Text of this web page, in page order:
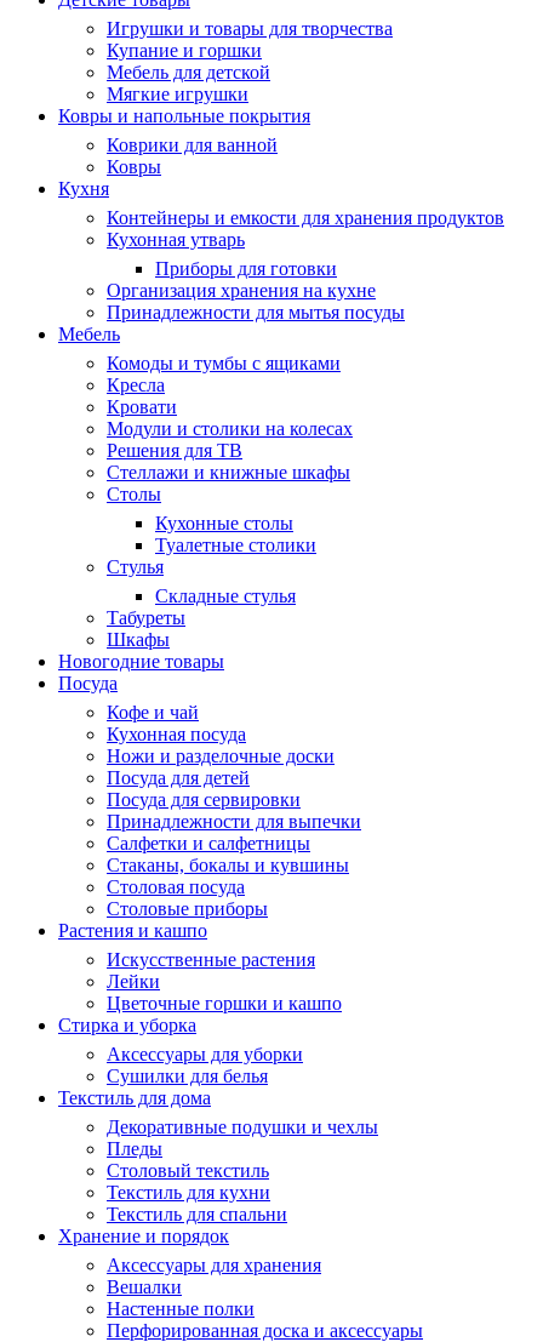
Игрушки и товары для творчества
Купание и горшки
Мебель для детской
Мягкие игрушки
Ковры и напольные покрытия
Коврики для ванной
Ковры
Кухня
Контейнеры и емкости для хранения продуктов
Кухонная утварь
Приборы для готовки
Организация хранения на кухне
Принадлежности для мытья посуды
Мебель
Комоды и тумбы с ящиками
Кресла
Кровати
Модули и столики на колесах
Решения для ТВ
Стеллажи и книжные шкафы
Столы
Кухонные столы
Туалетные столики
Стулья
Складные стулья
Табуреты
Шкафы
Новогодние товары
Посуда
Кофе и чай
Кухонная посуда
Ножи и разделочные доски
Посуда для детей
Посуда для сервировки
Принадлежности для выпечки
Салфетки и салфетницы
Стаканы, бокалы и кувшины
Столовая посуда
Столовые приборы
Растения и кашпо
Искусственные растения
Лейки
Цветочные горшки и кашпо
Стирка и уборка
Аксессуары для уборки
Сушилки для белья
Текстиль для дома
Декоративные подушки и чехлы
Пледы
Столовый текстиль
Текстиль для кухни
Текстиль для спальни
Хранение и порядок
Аксессуары для хранения
Вешалки
Настенные полки
Перфорированная доска и аксессуары